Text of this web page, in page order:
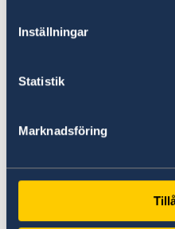
Inställningar
Statistik
Marknadsföring
げています。
大阪・関西万博の北欧
「持続可能性」、「イ
www.thenordics-